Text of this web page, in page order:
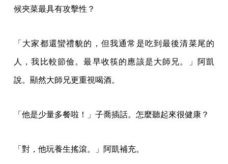
候夾菜最具有攻擊性？
「大家都還蠻禮貌的，但我通常是吃到最後清菜尾的
人，我比較節儉。最早收筷的應該是大師兄。」阿凱
說。顯然大師兄更重視喝酒。
「他是少量多餐啦！」子喬插話。怎麼聽起來很健康？
「對，他玩養生搖滾。」阿凱補充。